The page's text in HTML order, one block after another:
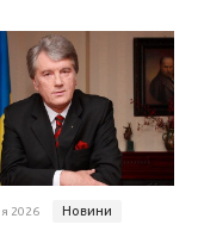
2026 Новини